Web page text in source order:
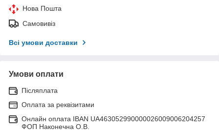
Нова Пошта
Самовивіз
Всі умови доставки
Умови оплати
Післяплата
Оплата за реквізитами
Онлайн оплата IBAN UA463052990000026009006204257
ФОП Наконечна О.В.